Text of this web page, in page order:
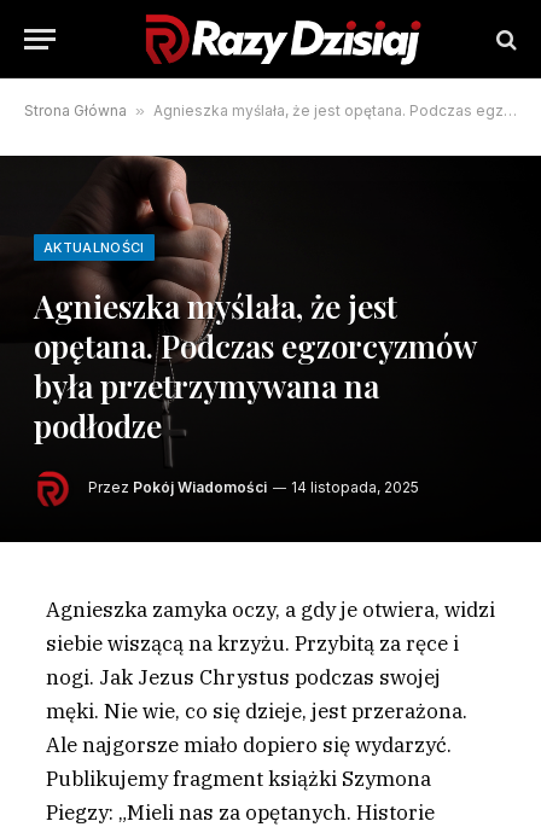
Strona Główna » Agnieszka myślała, że jest opętana. Podczas egzorcyzmów była przetrzymywana na podłodze
AKTUALNOŚCI
Agnieszka myślała, że jest
opętana. Podczas egzorcyzmów
była przetrzymywana na
podłodze
Przez Pokój Wiadomości 14 listopada, 2025
Agnieszka zamyka oczy, a gdy je otwiera, widzi
siebie wiszącą na krzyżu. Przybitą za ręce i
nogi. Jak Jezus Chrystus podczas swojej
męki. Nie wie, co się dzieje, jest przerażona.
Ale najgorsze miało dopiero się wydarzyć.
Publikujemy fragment książki Szymona
Piegzy: „Mieli nas za opętanych. Historie